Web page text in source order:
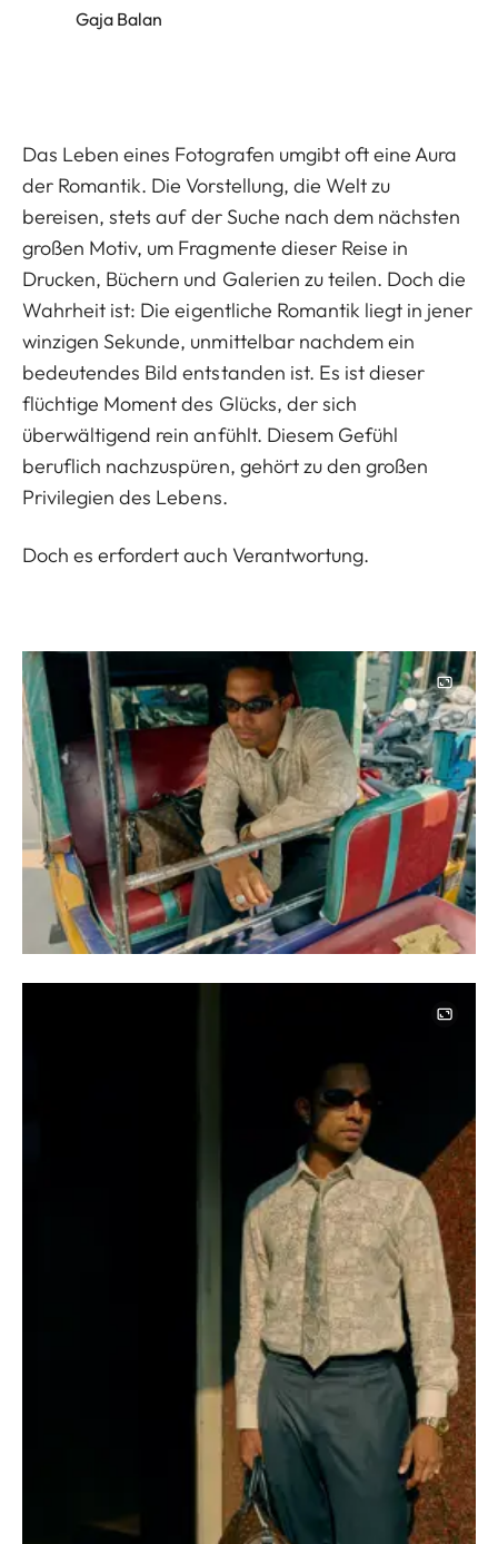
Gaja Balan
Das Leben eines Fotografen umgibt oft eine Aura
der Romantik. Die Vorstellung, die Welt zu
bereisen, stets auf der Suche nach dem nächsten
großen Motiv, um Fragmente dieser Reise in
Drucken, Büchern und Galerien zu teilen. Doch die
Wahrheit ist: Die eigentliche Romantik liegt in jener
winzigen Sekunde, unmittelbar nachdem ein
bedeutendes Bild entstanden ist. Es ist dieser
flüchtige Moment des Glücks, der sich
überwältigend rein anfühlt. Diesem Gefühl
beruflich nachzuspüren, gehört zu den großen
Privilegien des Lebens.
Doch es erfordert auch Verantwortung.